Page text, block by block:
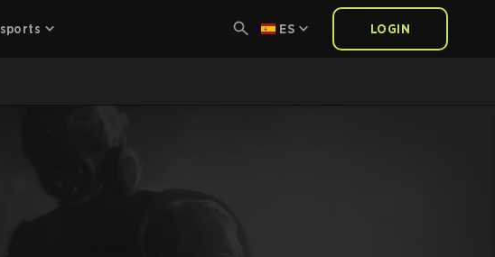
ES LOGIN